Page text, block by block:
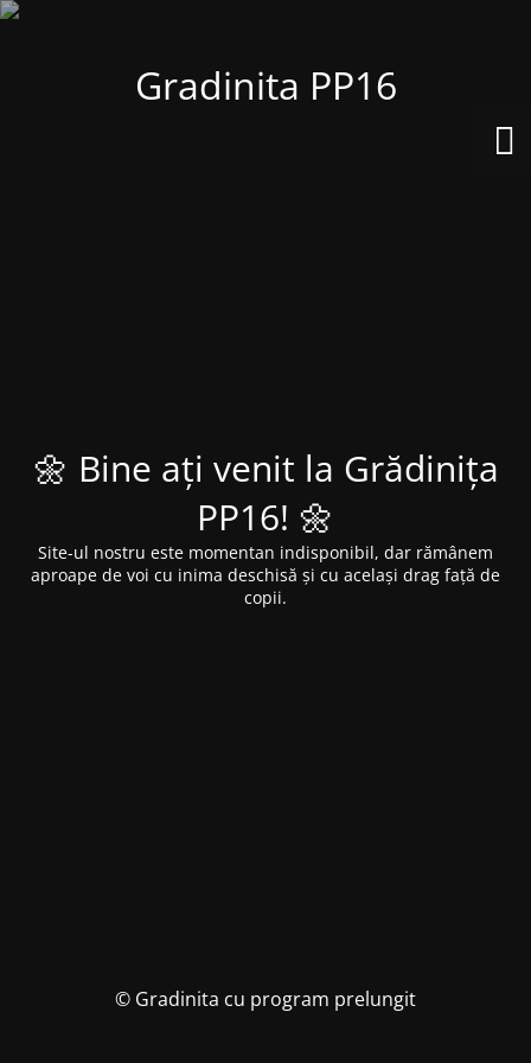
Gradinita PP16
🌼 Bine ați venit la Grădinița
PP16! 🌼
Site-ul nostru este momentan indisponibil, dar rămânem
aproape de voi cu inima deschisă și cu același drag față de
copii.
© Gradinita cu program prelungit